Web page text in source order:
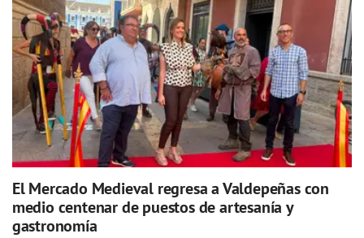
El Mercado Medieval regresa a Valdepeñas con
medio centenar de puestos de artesanía y
gastronomía